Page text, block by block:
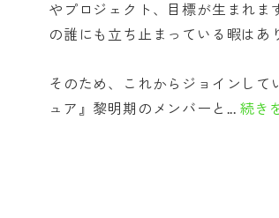
やプロジェクト、目標が生まれま
の誰にも立ち止まっている暇はあ
そのため、これからジョインして
ュア』黎明期のメンバーと... 続き